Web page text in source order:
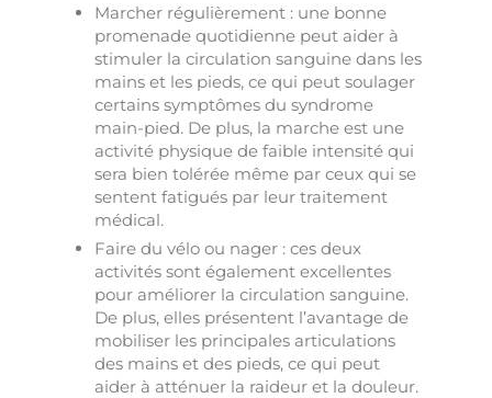
Marcher régulièrement : une bonne
promenade quotidienne peut aider à
stimuler la circulation sanguine dans les
mains et les pieds, ce qui peut soulager
certains symptômes du syndrome
main-pied. De plus, la marche est une
activité physique de faible intensité qui
sera bien tolérée même par ceux qui se
sentent fatigués par leur traitement
médical.
Faire du vélo ou nager : ces deux
activités sont également excellentes
pour améliorer la circulation sanguine.
De plus, elles présentent l’avantage de
mobiliser les principales articulations
des mains et des pieds, ce qui peut
aider à atténuer la raideur et la douleur.